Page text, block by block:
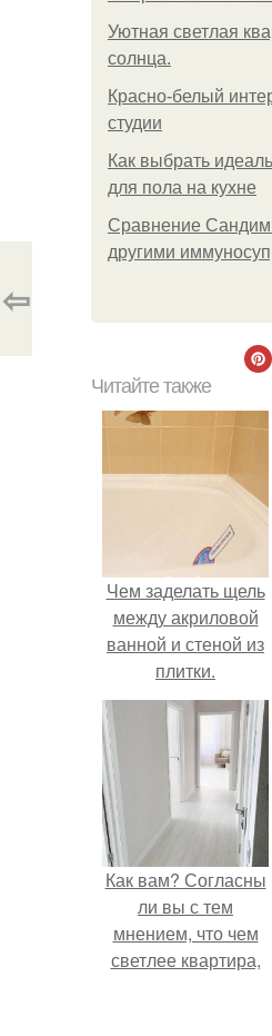
Уютная светлая
солнца.
Красно-белый
студии
Как выбрать
для пола на кухне
Сравнение
другими
⇦
Читайте также
Чем заделать щель
между акриловой
ванной и стеной из
плитки.
Герметизация
стыка между
акриловой ванной и
стеной
Как вам? Согласны
ли вы с тем
мнением, что чем
светлее квартира,